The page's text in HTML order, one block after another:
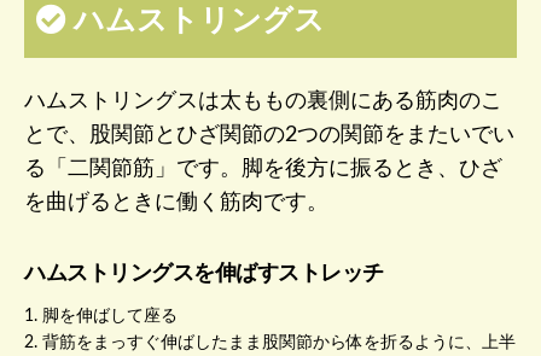
ハムストリングス
ハムストリングスは太ももの裏側にある筋肉のこ
とで、股関節とひざ関節の2つの関節をまたいでい
る「二関節筋」です。脚を後方に振るとき、ひざ
を曲げるときに働く筋肉です。
ハムストリングスを伸ばすストレッチ
1. 脚を伸ばして座る
2. 背筋をまっすぐ伸ばしたまま股関節から体を折るように、上半